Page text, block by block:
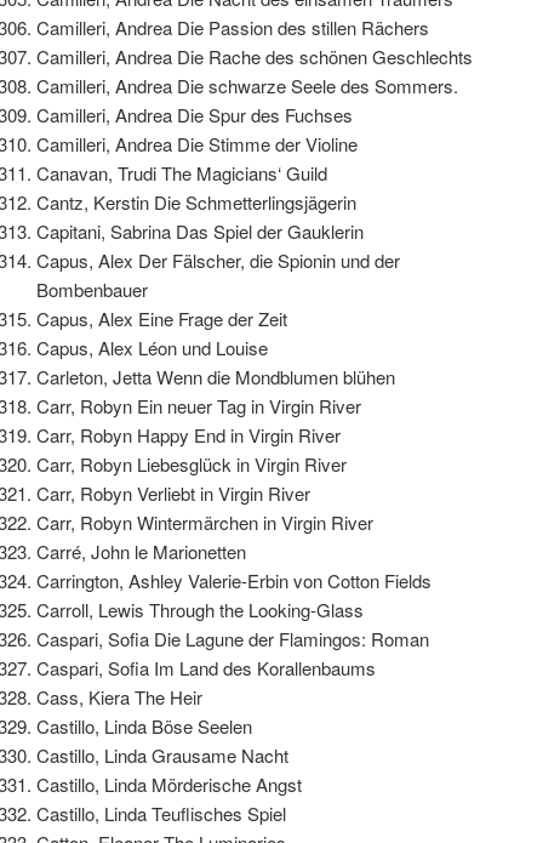
Camilleri, Andrea Die Passion des stillen Rächers
Camilleri, Andrea Die Rache des schönen Geschlechts
Camilleri, Andrea Die schwarze Seele des Sommers.
Camilleri, Andrea Die Spur des Fuchses
Camilleri, Andrea Die Stimme der Violine
Canavan, Trudi The Magicians‘ Guild
Cantz, Kerstin Die Schmetterlingsjägerin
Capitani, Sabrina Das Spiel der Gauklerin
Capus, Alex Der Fälscher, die Spionin und der
Bombenbauer
Capus, Alex Eine Frage der Zeit
Capus, Alex Léon und Louise
Carleton, Jetta Wenn die Mondblumen blühen
Carr, Robyn Ein neuer Tag in Virgin River
Carr, Robyn Happy End in Virgin River
Carr, Robyn Liebesglück in Virgin River
Carr, Robyn Verliebt in Virgin River
Carr, Robyn Wintermärchen in Virgin River
Carré, John le Marionetten
Carrington, Ashley Valerie-Erbin von Cotton Fields
Carroll, Lewis Through the Looking-Glass
Caspari, Sofia Die Lagune der Flamingos: Roman
Caspari, Sofia Im Land des Korallenbaums
Cass, Kiera The Heir
Castillo, Linda Böse Seelen
Castillo, Linda Grausame Nacht
Castillo, Linda Mörderische Angst
Castillo, Linda Teuflisches Spiel